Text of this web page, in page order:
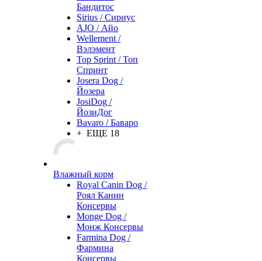
Бандитос
Sirius / Сириус
AJO / Айо
Wellement /
Вэлэмент
Top Sprint / Топ
Спринт
Josera Dog /
Йозера
JosiDog /
ЙозиДог
Bavaro / Баваро
+ ЕЩЕ 18
Влажный корм
Royal Canin Dog /
Роял Канин
Консервы
Monge Dog /
Монж Консервы
Farmina Dog /
Фармина
Консервы